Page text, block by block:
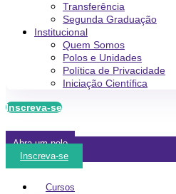
Transferência
Segunda Graduação
Institucional
Quem Somos
Polos e Unidades
Política de Privacidade
Iniciação Científica
Inscreva-se
Abra um polo
Inscreva-se
Cursos